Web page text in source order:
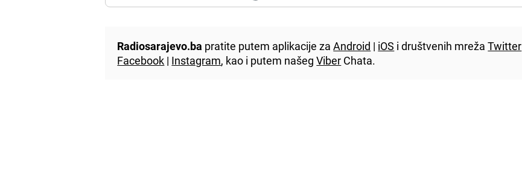
Radiosarajevo.ba pratite putem aplikacije zaAndroid | iOS i društvenih mrežaTwitter
Facebook | Instagram, kao i putem našegViber Chata.